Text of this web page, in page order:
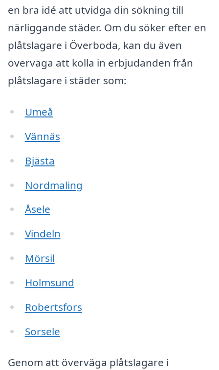
en bra idé att utvidga din sökning till
närliggande städer. Om du söker efter en
plåtslagare i Överboda, kan du även
överväga att kolla in erbjudanden från
plåtslagare i städer som:
Umeå
Vännäs
Bjästa
Nordmaling
Åsele
Vindeln
Mörsil
Holmsund
Robertsfors
Sorsele
Genom att överväga plåtslagare i